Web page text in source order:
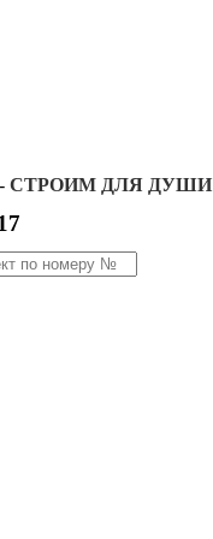
- СТРОИМ ДЛЯ ДУШИ